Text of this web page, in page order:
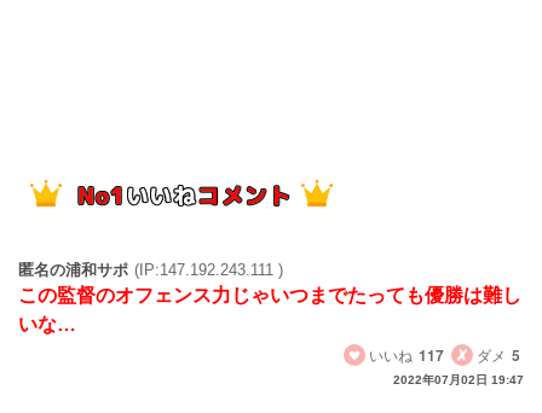
匿名の浦和サポ (IP:147.192.243.111 )
この監督のオフェンス力じゃいつまでたっても優勝は難し
いな…
いいね 117 ダメ 5
2022年07月02日 19:47